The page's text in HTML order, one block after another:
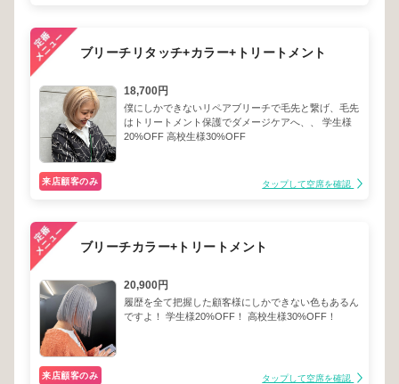
ブリーチリタッチ+カラー+トリートメント
18,700円
僕にしかできないリペアブリーチで毛先と繋げ、毛先
はトリートメント保護でダメージケアへ、、 学生様
20%OFF 高校生様30%OFF
来店顧客のみ タップして空席を確認
ブリーチカラー+トリートメント
20,900円
履歴を全て把握した顧客様にしかできない色もあるん
ですよ！ 学生様20%OFF！ 高校生様30%OFF！
来店顧客のみ タップして空席を確認